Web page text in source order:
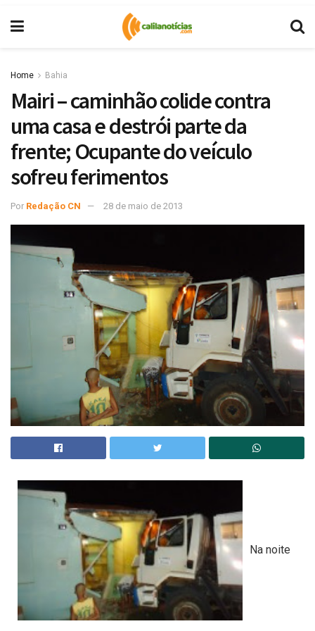
Home Bahia
Mairi – caminhão colide contra
uma casa e destrói parte da
frente; Ocupante do veículo
sofreu ferimentos
Por Redação CN 28 de maio de 2013
Na noite